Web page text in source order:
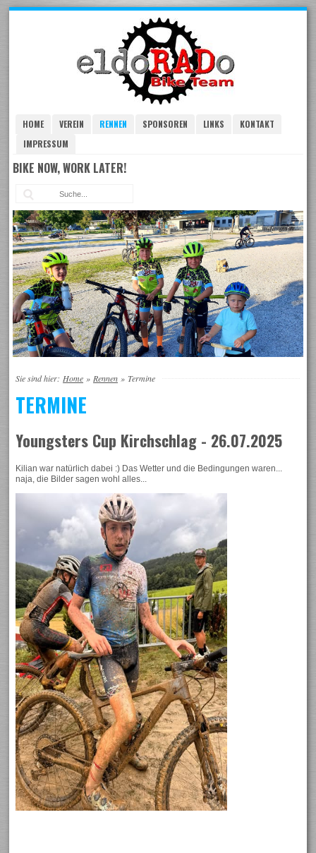
HOME VEREIN RENNEN SPONSOREN LINKS
KONTAKT
IMPRESSUM
BIKE NOW, WORK LATER!
Sie sind hier: Home » Rennen »Termine
TERMINE
Youngsters Cup Kirchschlag - 26.07.2025
Kilian war natürlich dabei :) Das Wetter und die Bedingungen waren...
naja, die Bilder sagen wohl alles...